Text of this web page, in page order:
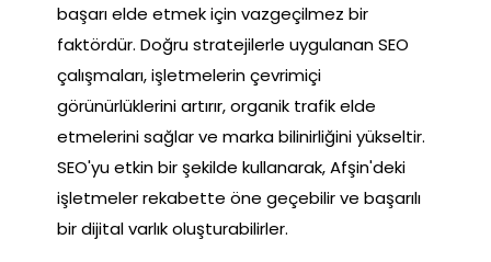
başarı elde etmek için vazgeçilmez bir
faktördür. Doğru stratejilerle uygulanan SEO
çalışmaları, işletmelerin çevrimiçi
görünürlüklerini artırır, organik trafik elde
etmelerini sağlar ve marka bilinirliğini yükseltir.
SEO'yu etkin bir şekilde kullanarak, Afşin'deki
işletmeler rekabette öne geçebilir ve başarılı
bir dijital varlık oluşturabilirler.